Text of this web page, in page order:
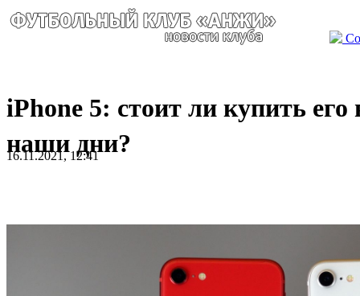
iPhone 5: стоит ли купить его
наши дни?
16.11.2021, 12:41